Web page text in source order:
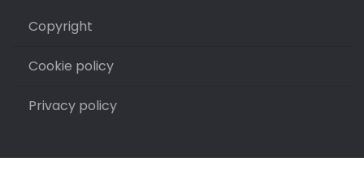
Copyright
Cookie policy
Privacy policy